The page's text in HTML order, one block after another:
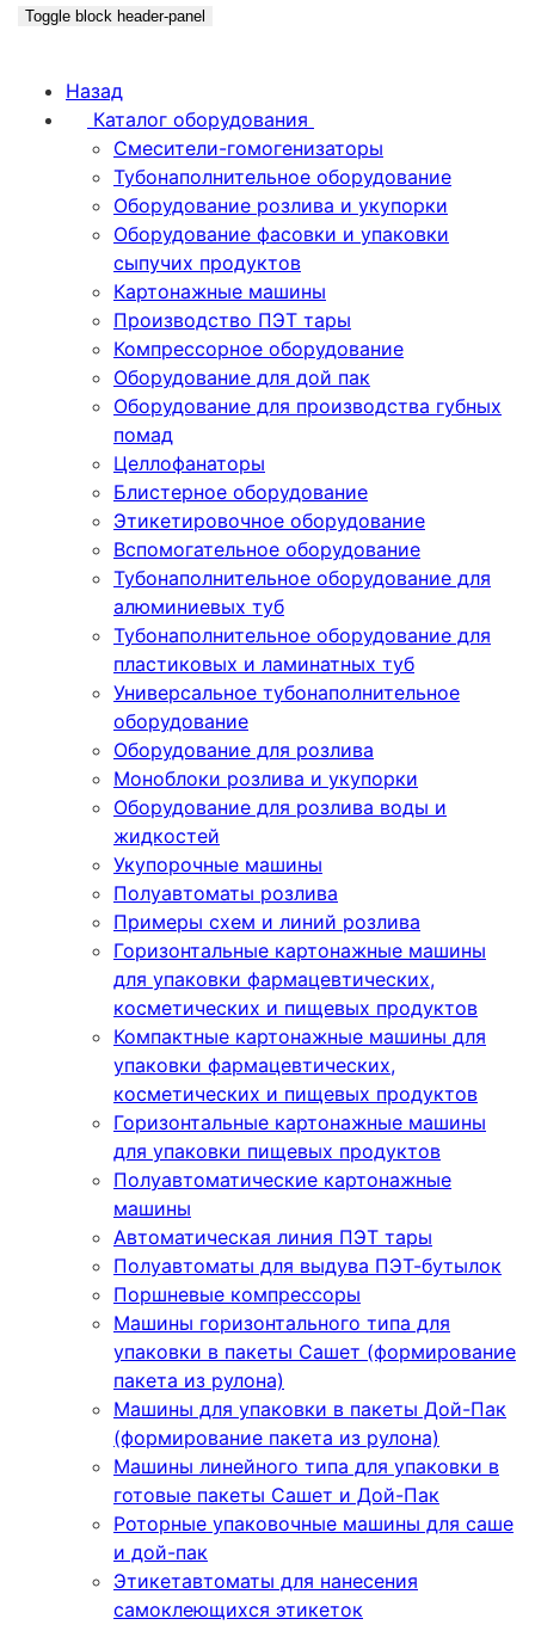
Toggle block header-panel
Назад
Каталог оборудования
Смесители-гомогенизаторы
Тубонаполнительное оборудование
Оборудование розлива и укупорки
Оборудование фасовки и упаковки
сыпучих продуктов
Картонажные машины
Производство ПЭТ тары
Компрессорное оборудование
Оборудование для дой пак
Оборудование для производства губных
помад
Целлофанаторы
Блистерное оборудование
Этикетировочное оборудование
Вспомогательное оборудование
Тубонаполнительное оборудование для
алюминиевых туб
Тубонаполнительное оборудование для
пластиковых и ламинатных туб
Универсальное тубонаполнительное
оборудование
Оборудование для розлива
Моноблоки розлива и укупорки
Оборудование для розлива воды и
жидкостей
Укупорочные машины
Полуавтоматы розлива
Примеры схем и линий розлива
Горизонтальные картонажные машины
для упаковки фармацевтических,
косметических и пищевых продуктов
Компактные картонажные машины для
упаковки фармацевтических,
косметических и пищевых продуктов
Горизонтальные картонажные машины
для упаковки пищевых продуктов
Полуавтоматические картонажные
машины
Автоматическая линия ПЭТ тары
Полуавтоматы для выдува ПЭТ-бутылок
Поршневые компрессоры
Машины горизонтального типа для
упаковки в пакеты Сашет (формирование
пакета из рулона)
Машины для упаковки в пакеты Дой-Пак
(формирование пакета из рулона)
Машины линейного типа для упаковки в
готовые пакеты Сашет и Дой-Пак
Роторные упаковочные машины для саше
и дой-пак
Этикетавтоматы для нанесения
самоклеющихся этикеток